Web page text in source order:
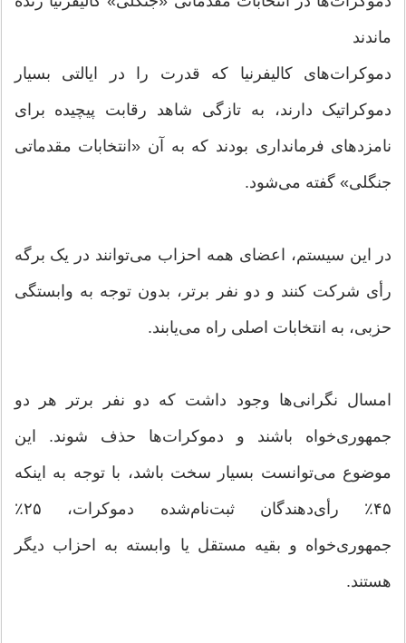
ماندند
دموکرات‌های کالیفرنیا که قدرت را در ایالتی بسیار
دموکراتیک دارند، به تازگی شاهد رقابت پیچیده برای
نامزدهای فرمانداری بودند که به آن «انتخابات مقدماتی
جنگلی» گفته می‌شود.
در این سیستم، اعضای همه احزاب می‌توانند در یک برگه
رأی شرکت کنند و دو نفر برتر، بدون توجه به وابستگی
حزبی، به انتخابات اصلی راه می‌یابند.
امسال نگرانی‌ها وجود داشت که دو نفر برتر هر دو
جمهوری‌خواه باشند و دموکرات‌ها حذف شوند. این
موضوع می‌توانست بسیار سخت باشد، با توجه به اینکه
۴۵٪ رأی‌دهندگان ثبت‌نام‌شده دموکرات، ۲۵٪
جمهوری‌خواه و بقیه مستقل یا وابسته به احزاب دیگر
هستند.